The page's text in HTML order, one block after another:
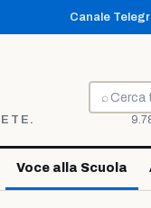
Canale
⌕
Cerca
Voce alla Scuola